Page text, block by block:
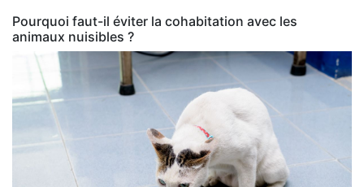
Pourquoi faut-il éviter la cohabitation avec les
animaux nuisibles ?